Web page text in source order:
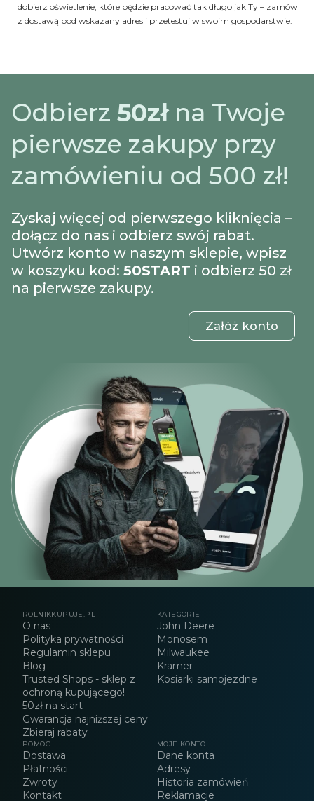
dobierz oświetlenie, które będzie pracować tak długo jak Ty – zamów
z dostawą pod wskazany adres i przetestuj w swoim gospodarstwie.
Odbierz 50złna Twoje
pierwsze zakupy przy
zamówieniu od 500 zł!
Zyskaj więcej od pierwszego kliknięcia –
dołącz do nas i odbierz swój rabat.
Utwórz konto w naszym sklepie, wpisz
w koszyku kod: 50START i odbierz 50 zł
na pierwsze zakupy.
Załóż konto
ROLNIKKUPUJE.PL
O nas
Polityka prywatności
Regulamin sklepu
Blog
Trusted Shops - sklep z
ochroną kupującego!
50zł na start
Gwarancja najniższej ceny
Zbieraj rabaty
KATEGORIE
John Deere
Monosem
Milwaukee
Kramer
Kosiarki samojezdne
POMOC
Dostawa
Płatności
Zwroty
Kontakt
MOJE KONTO
Dane konta
Adresy
Historia zamówień
Reklamacje